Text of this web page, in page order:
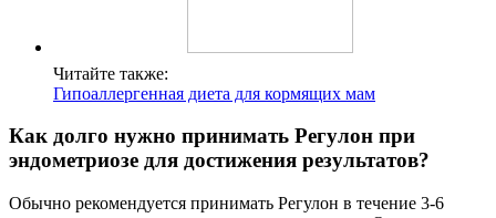
Читайте также:
Гипоаллергенная диета для кормящих мам
Как долго нужно принимать Регулон при
эндометриозе для достижения результатов?
Обычно рекомендуется принимать Регулон в течение 3-6